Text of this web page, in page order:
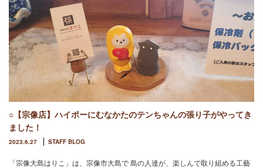
○【宗像店】ハイポーにむなかたのテンちゃんの張り子がやってき
ました！
2023.6.27 STAFF BLOG
「宗像大島はりこ」は、宗像市大島で 島の人達が、楽しんで取り組める工藝